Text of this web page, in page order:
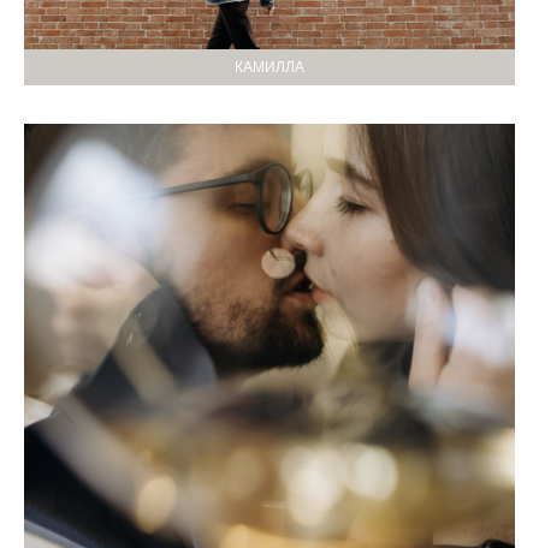
КАМИЛЛА